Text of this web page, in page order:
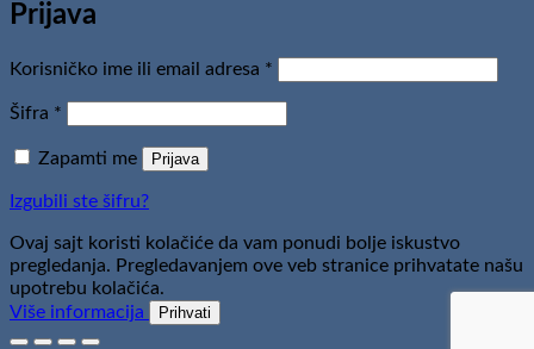
Prijava
Korisničko ime ili email adresa *
Šifra *
Zapamti me Prijava
Izgubili ste šifru?
Ovaj sajt koristi kolačiće da vam ponudi bolje iskustvo
pregledanja. Pregledavanjem ove veb stranice prihvatate našu
upotrebu kolačića.
Više informacija
Prihvati